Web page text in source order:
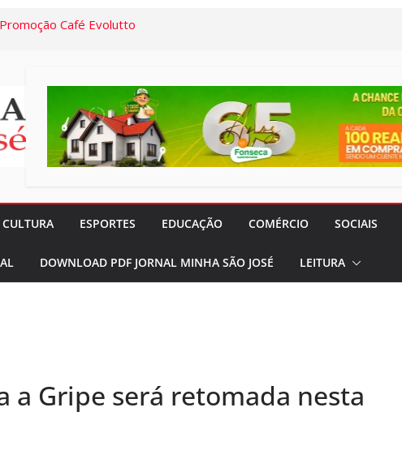
Promoção Café Evolutto
dia 02/11
Hepatites Virais:
Colaboradores da Santa
palestra com o Dr. Marcelo
Galotti
34 anos de trabalho e
CULTURA ESPORTES EDUCAÇÃO COMÉRCIO SOCIAIS
DOWNLOAD PDF JORNAL MINHA SÃO JOSÉ LEITURA
a Gripe será retomada nesta